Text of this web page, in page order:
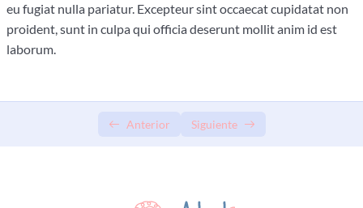
Follow-up Questions
eu fugiat nulla pariatur. Excepteur sint occaecat cupidatat non
proident, sunt in culpa qui officia deserunt mollit anim id est
laborum.
Anterior Siguiente